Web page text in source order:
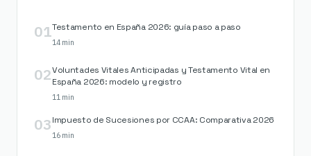
01Testamento en España 2026: guía paso a paso
14 min
02Voluntades Vitales Anticipadas y Testamento Vital en
España 2026: modelo y registro
11 min
03Impuesto de Sucesiones por CCAA: Comparativa 2026
16 min